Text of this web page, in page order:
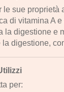
le sue proprietà
di vitamina A
la digestione e
la digestione,
per: